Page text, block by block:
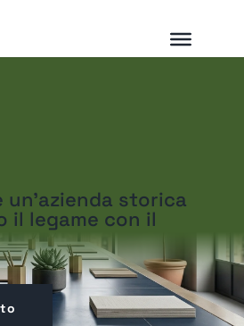
un’azienda storica
il legame con il